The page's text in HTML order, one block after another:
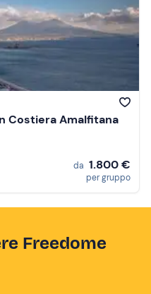
Costiera Amalfitana
da 1.800 €
per gruppo
Freedome